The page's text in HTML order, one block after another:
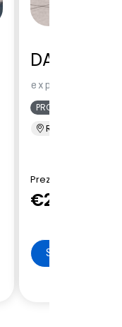
DACIA
expression
PRONTA CONSEGNA
Renord Sesto S.
Prezzo di Listino
€27.550
SCHEDA